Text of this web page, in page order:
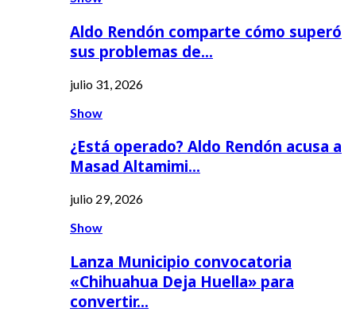
Aldo Rendón comparte cómo superó
sus problemas de…
julio 31, 2026
Show
¿Está operado? Aldo Rendón acusa a
Masad Altamimi…
julio 29, 2026
Show
Lanza Municipio convocatoria
«Chihuahua Deja Huella» para
convertir…